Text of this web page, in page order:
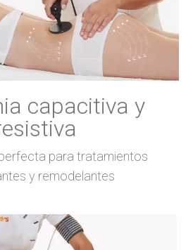
capacitiva y
para tratamientos
y remodelantes